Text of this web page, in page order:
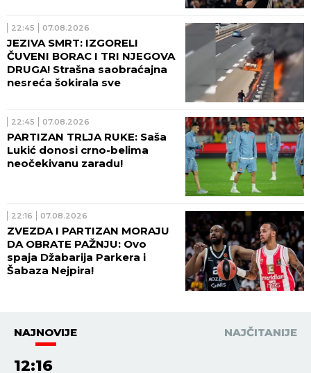
22:45 07.08.2026
JEZIVA SMRT: IZGORELI
ČUVENI BORAC I TRI NJEGOVA
DRUGA! Strašna saobraćajna
nesreća šokirala sve
22:45 07.08.2026
PARTIZAN TRLJA RUKE: Saša
Lukić donosi crno-belima
neočekivanu zaradu!
22:16 07.08.2026
ZVEZDA I PARTIZAN MORAJU
DA OBRATE PAŽNJU: Ovo
spaja Džabarija Parkera i
Šabaza Nejpira!
NAJNOVIJE NAJČITANIJE
12:16